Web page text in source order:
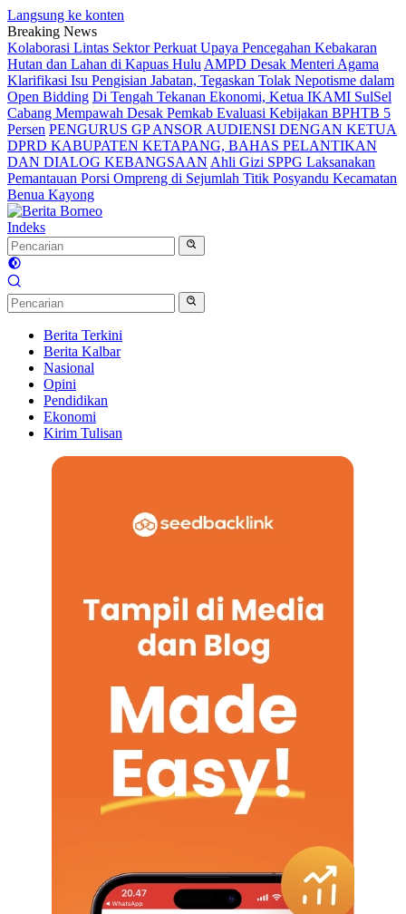
Langsung ke konten
Breaking News
Kolaborasi Lintas Sektor Perkuat Upaya Pencegahan Kebakaran
Hutan dan Lahan di Kapuas Hulu AMPD Desak Menteri Agama
Klarifikasi Isu Pengisian Jabatan, Tegaskan Tolak Nepotisme dalam
Open Bidding Di Tengah Tekanan Ekonomi, Ketua IKAMI SulSel
Cabang Mempawah Desak Pemkab Evaluasi Kebijakan BPHTB 5
Persen PENGURUS GP ANSOR AUDIENSI DENGAN KETUA
DPRD KABUPATEN KETAPANG, BAHAS PELANTIKAN
DAN DIALOG KEBANGSAAN Ahli Gizi SPPG Laksanakan
Pemantauan Porsi Ompreng di Sejumlah Titik Posyandu Kecamatan
Benua Kayong
Indeks
Berita Terkini
Berita Kalbar
Nasional
Opini
Pendidikan
Ekonomi
Kirim Tulisan